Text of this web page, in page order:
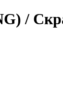
/